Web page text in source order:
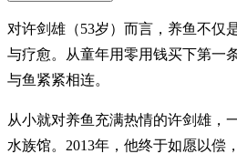
对许剑雄（53岁）而言，养鱼不仅
与疗愈。从童年用零用钱买下第一
与鱼紧紧相连。
从小就对养鱼充满热情的许剑雄，
水族馆。2013年，他终于如愿以偿